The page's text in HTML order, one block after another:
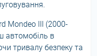
Mondeo III (2000-
автомобіль в
тривалу безпеку та